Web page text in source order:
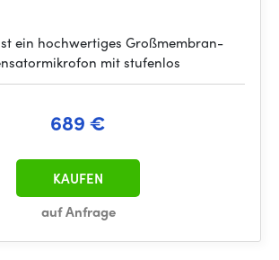
ein hochwertiges Großmembran-
mit stufenlos
689 €
auf Anfrage
KAUFEN